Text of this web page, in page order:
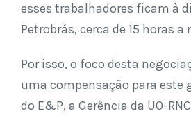
esses trabalhadores ficam à
Petrobrás, cerca de 15 horas
Por isso, o foco desta
uma compensação para este
do E&P, a Gerência da UO-